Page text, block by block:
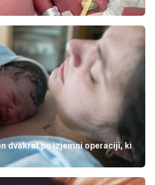
dvakrat po izjemni operaciji, ki